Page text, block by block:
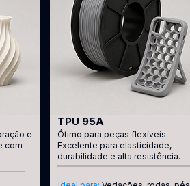
e
com
TPU 95A
Ótimo para peças flexíveis.
Excelente para elasticidade,
durabilidade e alta resistência.